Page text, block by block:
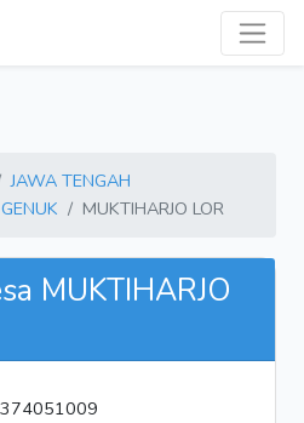
JAWA TENGAH
GENUK MUKTIHARJO LOR
MUKTIHARJO